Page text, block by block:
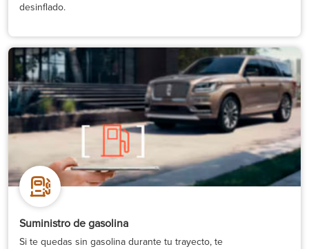
desinflado.
Suministro de gasolina
Si te quedas sin gasolina durante tu trayecto, te